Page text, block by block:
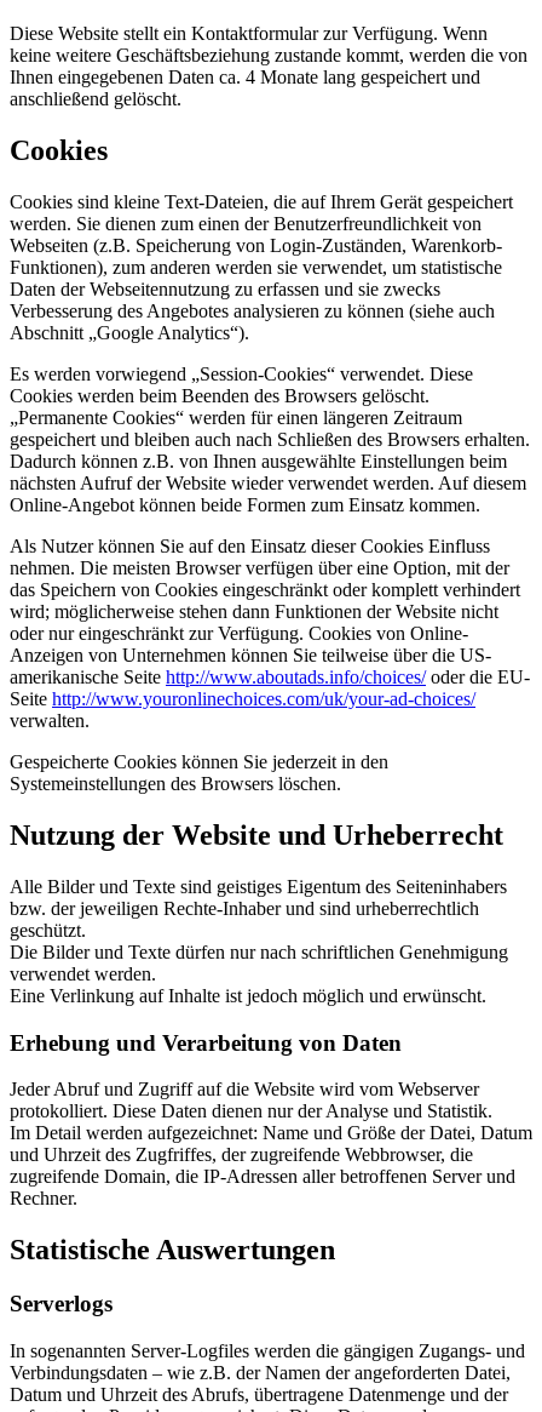
Diese Website stellt ein Kontaktformular zur Verfügung. Wenn
keine weitere Geschäftsbeziehung zustande kommt, werden die von
Ihnen eingegebenen Daten ca. 4 Monate lang gespeichert und
anschließend gelöscht.
Cookies
Cookies sind kleine Text-Dateien, die auf Ihrem Gerät gespeichert
werden. Sie dienen zum einen der Benutzerfreundlichkeit von
Webseiten (z.B. Speicherung von Login-Zuständen, Warenkorb-
Funktionen), zum anderen werden sie verwendet, um statistische
Daten der Webseitennutzung zu erfassen und sie zwecks
Verbesserung des Angebotes analysieren zu können (siehe auch
Abschnitt „Google Analytics“).
Es werden vorwiegend „Session-Cookies“ verwendet. Diese
Cookies werden beim Beenden des Browsers gelöscht.
„Permanente Cookies“ werden für einen längeren Zeitraum
gespeichert und bleiben auch nach Schließen des Browsers erhalten.
Dadurch können z.B. von Ihnen ausgewählte Einstellungen beim
nächsten Aufruf der Website wieder verwendet werden. Auf diesem
Online-Angebot können beide Formen zum Einsatz kommen.
Als Nutzer können Sie auf den Einsatz dieser Cookies Einfluss
nehmen. Die meisten Browser verfügen über eine Option, mit der
das Speichern von Cookies eingeschränkt oder komplett verhindert
wird; möglicherweise stehen dann Funktionen der Website nicht
oder nur eingeschränkt zur Verfügung. Cookies von Online-
Anzeigen von Unternehmen können Sie teilweise über die US-
amerikanische Seite http://www.aboutads.info/choices/oder die EU-
Seite http://www.youronlinechoices.com/uk/your-ad-choices/
verwalten.
Gespeicherte Cookies können Sie jederzeit in den
Systemeinstellungen des Browsers löschen.
Nutzung der Website und Urheberrecht
Alle Bilder und Texte sind geistiges Eigentum des Seiteninhabers
bzw. der jeweiligen Rechte-Inhaber und sind urheberrechtlich
geschützt.
Die Bilder und Texte dürfen nur nach schriftlichen Genehmigung
verwendet werden.
Eine Verlinkung auf Inhalte ist jedoch möglich und erwünscht.
Erhebung und Verarbeitung von Daten
Jeder Abruf und Zugriff auf die Website wird vom Webserver
protokolliert. Diese Daten dienen nur der Analyse und Statistik.
Im Detail werden aufgezeichnet: Name und Größe der Datei, Datum
und Uhrzeit des Zugfriffes, der zugreifende Webbrowser, die
zugreifende Domain, die IP-Adressen aller betroffenen Server und
Rechner.
Statistische Auswertungen
Serverlogs
In sogenannten Server-Logfiles werden die gängigen Zugangs- und
Verbindungsdaten – wie z.B. der Namen der angeforderten Datei,
Datum und Uhrzeit des Abrufs, übertragene Datenmenge und der